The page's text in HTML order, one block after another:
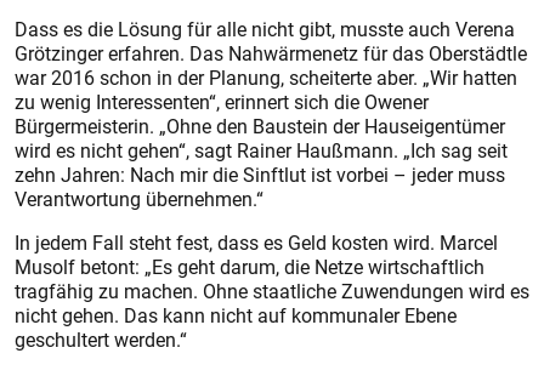
Dass es die Lösung für alle nicht gibt, musste auch Verena
Grötzinger erfahren. Das Nahwärmenetz für das Oberstädtle
war 2016 schon in der Planung, scheiterte aber. „Wir hatten
zu wenig Interessenten“, erinnert sich die Owener
Bürgermeisterin. „Ohne den Baustein der Hauseigentümer
wird es nicht gehen“, sagt Rainer Haußmann. „Ich sag seit
zehn Jahren: Nach mir die Sinftlut ist vorbei – jeder muss
Verantwortung übernehmen.“
In jedem Fall steht fest, dass es Geld kosten wird. Marcel
Musolf betont: „Es geht darum, die Netze wirtschaftlich
tragfähig zu machen. Ohne staatliche Zuwendungen wird es
nicht gehen. Das kann nicht auf kommunaler Ebene
geschultert werden.“